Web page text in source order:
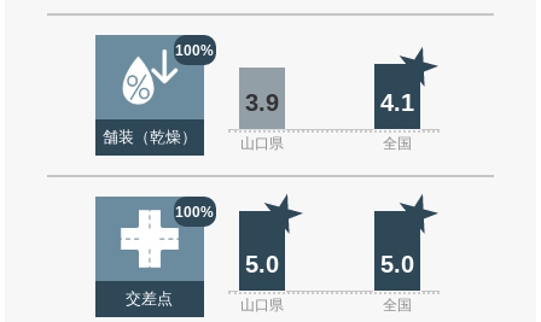
100%
舗装（乾燥）
3.9 4.1
山口県 全国
100%
交差点
5.0 5.0
山口県 全国